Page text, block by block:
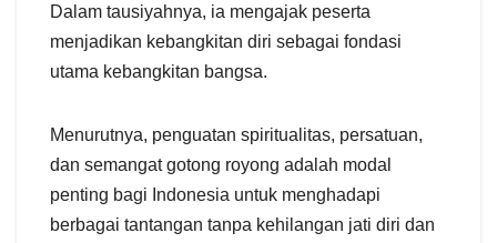
Dalam tausiyahnya, ia mengajak peserta
menjadikan kebangkitan diri sebagai fondasi
utama kebangkitan bangsa.
Menurutnya, penguatan spiritualitas, persatuan,
dan semangat gotong royong adalah modal
penting bagi Indonesia untuk menghadapi
berbagai tantangan tanpa kehilangan jati diri dan